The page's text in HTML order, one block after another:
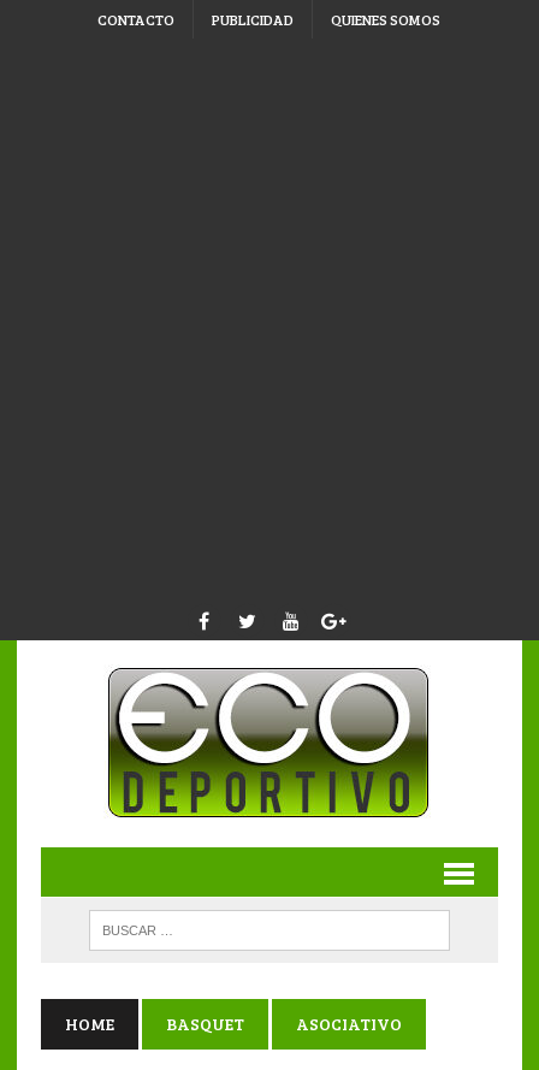
CONTACTO PUBLICIDAD QUIENES SOMOS
HOME BASQUET ASOCIATIVO